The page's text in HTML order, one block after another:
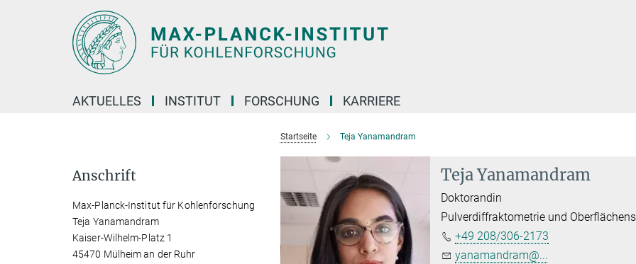
AKTUELLES INSTITUT FORSCHUNG KARRIERE
Startseite Teja Yanamandram
Teja Yanamandram
Doktorandin
Pulverdiffraktometrie und
+49 208/306-2173
yanamandram@...
Anschrift
Max-Planck-Institut für Kohlenforschung
Teja Yanamandram
Kaiser-Wilhelm-Platz 1
45470 Mülheim an der Ruhr